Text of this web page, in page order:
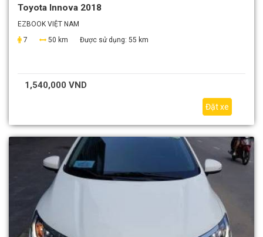
Toyota Innova 2018
EZBOOK VIỆT NAM
7
50 km Được sử dụng: 55 km
1,540,000 VND
Đặt xe